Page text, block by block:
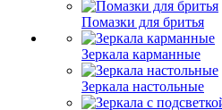
Помазки для бритья
Зеркала карманные
Зеркала настольные